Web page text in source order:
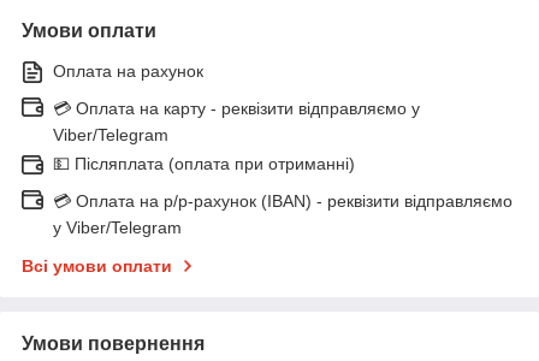
Умови оплати
Оплата на рахунок
💳 Оплата на карту - реквізити відправляємо у
Viber/Telegram
💵 Післяплата (оплата при отриманні)
💳 Оплата на р/р-рахунок (IBAN) - реквізити відправляємо
у Viber/Telegram
Всі умови оплати
Умови повернення